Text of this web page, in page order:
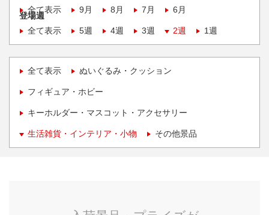
全て表示
9月 8月 7月 6月
登場週
全て表示
5週 4週 3週 2週 1週
全て表示 ぬいぐるみ・クッション
フィギュア・ホビー
キーホルダー・マスコット・アクセサリー
生活雑貨・インテリア・小物 その他景品